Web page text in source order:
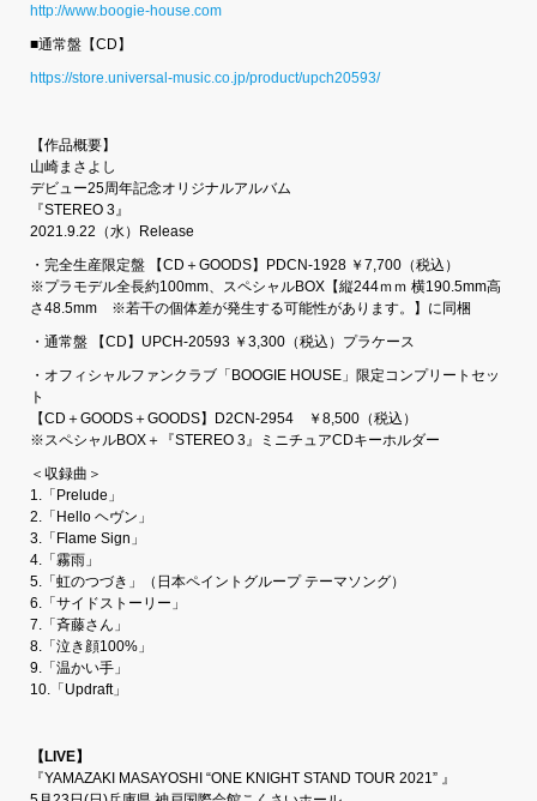
http://www.boogie-house.com
■通常盤【CD】
https://store.universal-music.co.jp/product/upch20593/
【作品概要】
山崎まさよし
デビュー25周年記念オリジナルアルバム
『STEREO 3』
2021.9.22（水）Release
・完全生産限定盤 【CD＋GOODS】PDCN-1928 ￥7,700（税込）
※プラモデル全長約100mm、スペシャルBOX【縦244ｍｍ 横190.5mm高
さ48.5mm ※若干の個体差が発生する可能性があります。】に同梱
・通常盤 【CD】UPCH-20593 ￥3,300（税込）プラケース
・オフィシャルファンクラブ「BOOGIE HOUSE」限定コンプリートセッ
ト
【CD＋GOODS＋GOODS】D2CN-2954 ￥8,500（税込）
※スペシャルBOX＋『STEREO 3』ミニチュアCDキーホルダー
＜収録曲＞
1.「Prelude」
2.「Hello ヘヴン」
3.「Flame Sign」
4.「霧雨」
5.「虹のつづき」（日本ペイントグループ テーマソング）
6.「サイドストーリー」
7.「斉藤さん」
8.「泣き顔100%」
9.「温かい手」
10.「Updraft」
【LIVE】
『YAMAZAKI MASAYOSHI “ONE KNIGHT STAND TOUR 2021” 』